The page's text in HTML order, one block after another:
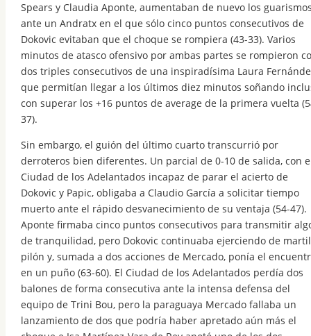
Spears y Claudia Aponte, aumentaban de nuevo los
ante un Andratx en el que sólo cinco puntos consecutivos de
Dokovic evitaban que el choque se rompiera (43-33). Varios
minutos de atasco ofensivo por ambas partes se rompieron
dos triples consecutivos de una inspiradísima Laura
que permitían llegar a los últimos diez minutos soñando
con superar los +16 puntos de average de la primera vuelta
37).
Sin embargo, el guión del último cuarto transcurrió por
derroteros bien diferentes. Un parcial de 0-10 de salida, con
Ciudad de los Adelantados incapaz de parar el acierto de
Dokovic y Papic, obligaba a Claudio García a solicitar tiempo
muerto ante el rápido desvanecimiento de su ventaja (54-47).
Aponte firmaba cinco puntos consecutivos para transmitir
de tranquilidad, pero Dokovic continuaba ejerciendo de
pilón y, sumada a dos acciones de Mercado, ponía el
en un puño (63-60). El Ciudad de los Adelantados perdía dos
balones de forma consecutiva ante la intensa defensa del
equipo de Trini Bou, pero la paraguaya Mercado fallaba un
lanzamiento de dos que podría haber apretado aún más el